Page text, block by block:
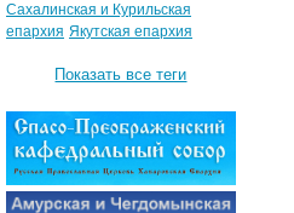
Сахалинская и Курильская
епархия Якутская епархия
Показать все теги